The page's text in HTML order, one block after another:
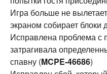
Игра больше не
экраном собирает блоки
Исправлена ​​проблема с
затрагивала
спавну (MCPE-46686)